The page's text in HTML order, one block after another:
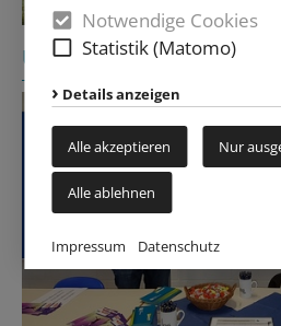
Notwendige Cookies
Statistik (Matomo)
Details anzeigen
Alle akzeptieren Nur
Alle ablehnen
Impressum Datenschutz
Über uns